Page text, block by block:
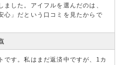
した。アイフルを選んだのは、
心」だという口コミを見たからで
です。私はまだ返済中ですが、1カ